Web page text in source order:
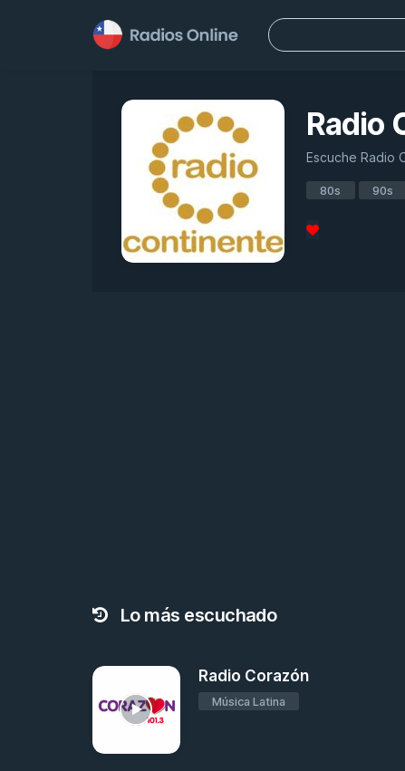
Buscar:
Radio
Escuche Radio
80s 90s
Lo más escuchado
Radio Corazón
Música Latina